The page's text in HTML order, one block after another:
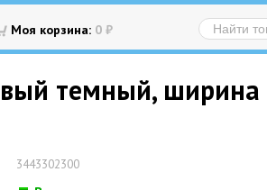
Моя корзина: 0 ₽
темный,
3443302300